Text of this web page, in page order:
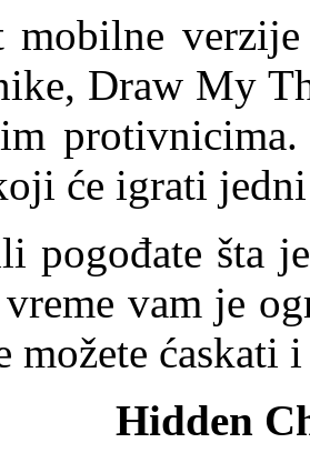
mobilne
Draw My
će igrati
šta
vam je
možete ćaskati
Hidden